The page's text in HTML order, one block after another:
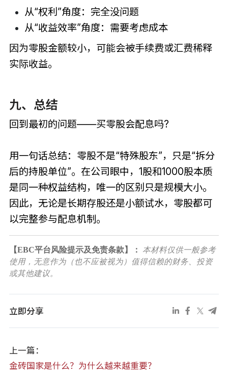
从“权利”角度：完全没问题
从“收益效率”角度：需要考虑成本
因为零股金额较小，可能会被手续费或汇费稀释
实际收益。
九、总结
回到最初的问题——买零股会配息吗?
用一句话总结：零股不是“特殊股东”，只是“拆分
后的持股单位”。在公司眼中，1股和1000股本质
是同一种权益结构，唯一的区别只是规模大小。
因此，无论是长期存股还是小额试水，零股都可
以完整参与配息机制。
【EBC平台风险提示及免责条款】：
本材料仅供一般参考
使用，无意作为（也不应被视为）值得信赖的财务、投资
或其他建议。
立即分享
上一篇：
金砖国家是什么？为什么越来越重要？